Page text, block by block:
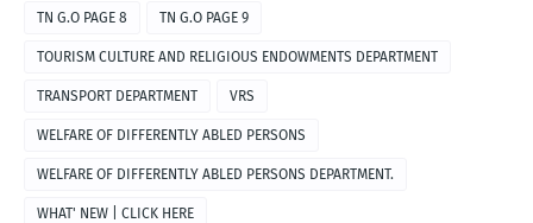
TN G.O PAGE 8 TN G.O PAGE 9
TOURISM CULTURE AND RELIGIOUS ENDOWMENTS DEPARTMENT
TRANSPORT DEPARTMENT VRS
WELFARE OF DIFFERENTLY ABLED PERSONS
WELFARE OF DIFFERENTLY ABLED PERSONS DEPARTMENT.
WHAT' NEW | CLICK HERE